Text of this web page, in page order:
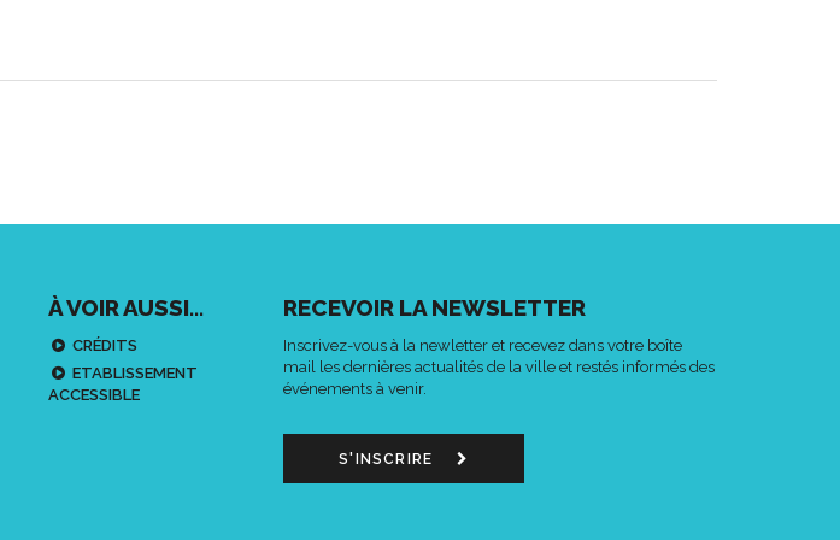
À VOIR AUSSI...
CRÉDITS
ETABLISSEMENT
ACCESSIBLE
RECEVOIR LA NEWSLETTER
Inscrivez-vous à la newletter et recevez dans votre boîte
mail les dernières actualités de la ville et restés informés des
événements à venir.
S'INSCRIRE